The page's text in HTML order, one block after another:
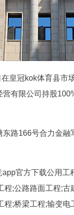
皇冠kok体育县
有限公司持股
路166号合力金融
官方下载公用
;公路路面工程;
;桥梁工程;输变